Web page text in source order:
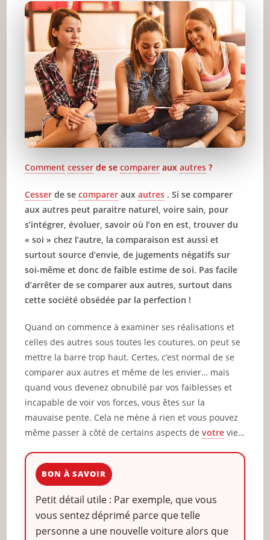
Soyez votre propre coach
Ne soyez pas trop accro aux médias et aux
réseaux sociaux
Évitez principalement les médias montrant des
personnes « parfaites »
Soyez réaliste
Servez-vous des réseaux sociaux d’une façon
positive et enrichissante
Conclusion
🔥 À lire aussi sur JeunInfo
✨ Nouveau sur JeunInfo ?
Articles recommandés
Partager l'amour
Comment cesser de secomparer auxautres ?
Cesser de secomparer auxautres . Si se comparer
aux autres peut paraitre naturel, voire sain, pour
s’intégrer, évoluer, savoir où l’on en est, trouver du
« soi » chez l’autre, la comparaison est aussi et
surtout source d’envie, de jugements négatifs sur
soi-même et donc de faible estime de soi. Pas facile
d’arrêter de se comparer aux autres, surtout dans
cette société obsédée par la perfection !
Quand on commence à examiner ses réalisations et
celles des autres sous toutes les coutures, on peut se
mettre la barre trop haut. Certes, c’est normal de se
comparer aux autres et même de les envier… mais
quand vous devenez obnubilé par vos faiblesses et
incapable de voir vos forces, vous êtes sur la
mauvaise pente. Cela ne mène à rien et vous pouvez
même passer à côté de certains aspects devotre vie…
BON À SAVOIR
Petit détail utile : Par exemple, que vous
vous sentez déprimé parce que telle
personne a une nouvelle voiture alors que